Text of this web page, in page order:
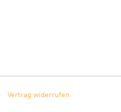
Vertrag widerrufen